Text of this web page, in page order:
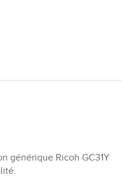
générique Ricoh GC31Y